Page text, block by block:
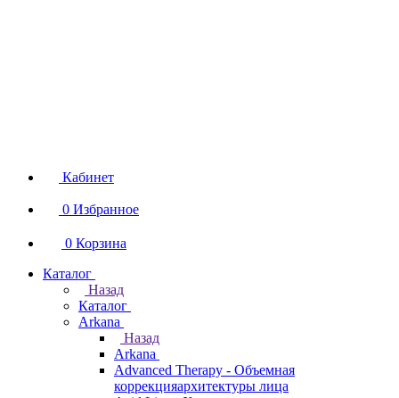
Кабинет
0 Избранное
0 Корзина
Каталог
Назад
Каталог
Arkana
Назад
Arkana
Advanced Therapy - Объемная
коррекцияархитектуры лица